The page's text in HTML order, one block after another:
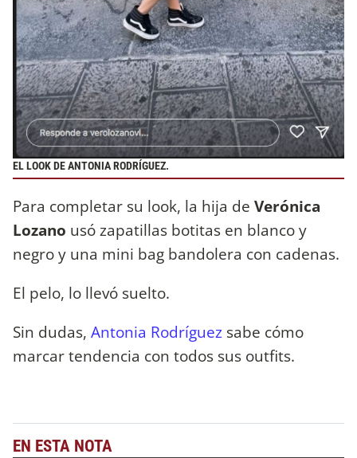
EL LOOK DE ANTONIA RODRÍGUEZ.
Para completar su look, la hija de Verónica
Lozano usó zapatillas botitas en blanco y
negro y una mini bag bandolera con cadenas.
El pelo, lo llevó suelto.
Sin dudas, Antonia Rodríguez sabe cómo
marcar tendencia con todos sus outfits.
EN ESTA NOTA